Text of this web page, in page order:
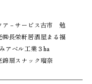
ア－サービス古市 勉
㈱長栄軒居酒屋まる福
アベル工業 ３ha
錦扇スナック瑠奈